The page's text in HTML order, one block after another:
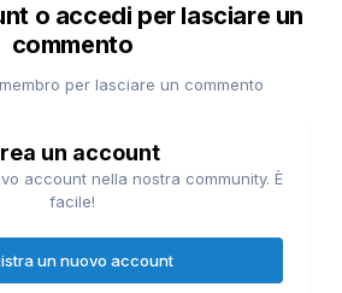
o accedi per lasciare un
commento
per lasciare un commento
un account
account nella nostra community. È
facile!
un nuovo account